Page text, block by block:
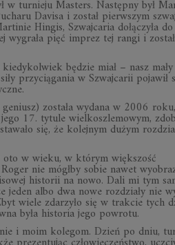
turnieju Masters. Następny był
Davisa i został pierwszym
Hingis, Szwajcaria dołączyła
pięć imprez tej rangi i
będzie miał – nasz
przyciągania w Szwajcarii pojawił
została wydana w 2006
17. tytule wielkoszlemowym,
się, że kolejnym dużym
w wieku, w którym większość
nie mógłby sobie nawet
historii na nowo. Dali mi tym
albo dwa nowe rozdziały nie
wiele zdarzyło się w trakcie tych
była historia jego powrotu.
i moim kolegom. Dzień po dniu,